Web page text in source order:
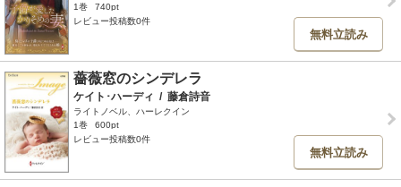
1巻
740pt
レビュー投稿数0件
無料立読み
薔薇窓のシンデレラ
ケイト･ハーディ / 藤倉詩音
ライトノベル、ハーレクイン
1巻
600pt
レビュー投稿数0件
無料立読み